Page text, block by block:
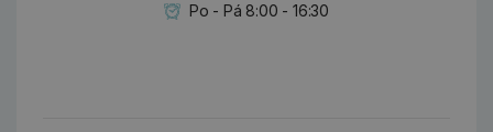
Po - Pá 8:00 - 16:30